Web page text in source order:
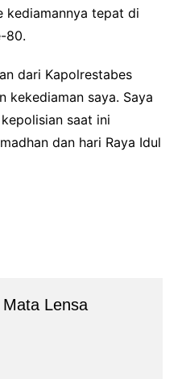
kediamannya tepat di
80.
dari Kapolrestabes
kekediaman saya. Saya
saat ini
dan hari Raya Idul
Lensa